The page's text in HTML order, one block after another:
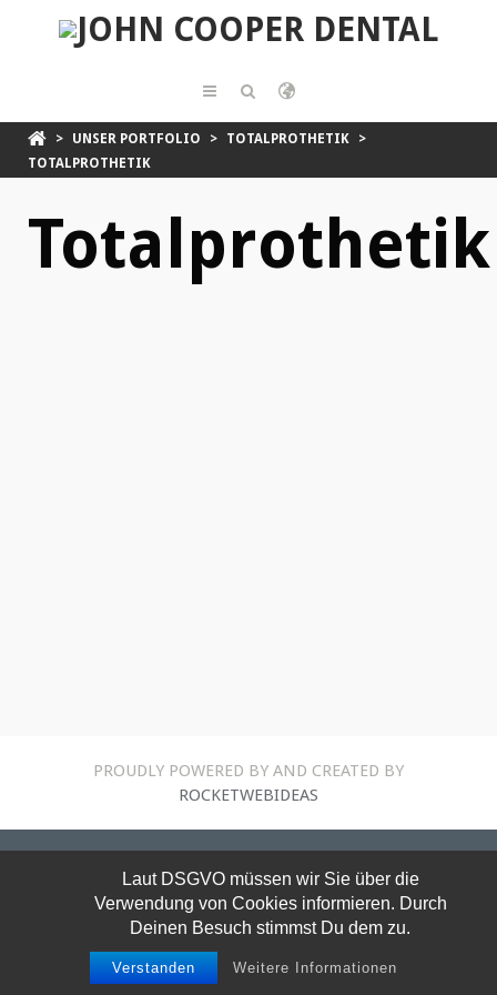
Laut DSGVO müssen wir Sie über die
Verwendung von Cookies informieren. Durch
Deinen Besuch stimmst Du dem zu.
Verstanden Weitere Informationen
> UNSER PORTFOLIO > TOTALPROTHETIK
>
TOTALPROTHETIK
Totalprothetik
PROUDLY POWERED BY AND CREATED BY
ROCKETWEBIDEAS